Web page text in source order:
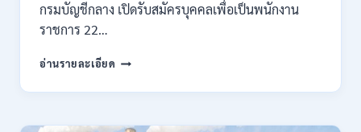
22
กรมบัญชีกลาง เปิดรับสมัครบุคคลเพื่อเป็นพนักงาน
ราชการ 22…
อ่านรายละเอียด กรม
กลาง
รับ